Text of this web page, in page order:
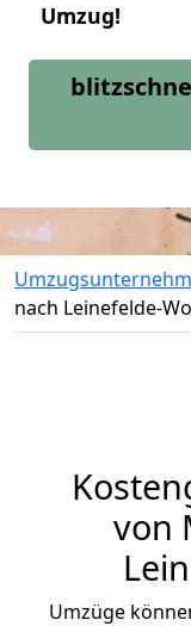
Umzug!
nach Leinefelde-
von
Umzüge